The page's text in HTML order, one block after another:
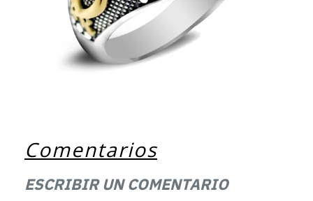
Comentarios
ESCRIBIR UN COMENTARIO